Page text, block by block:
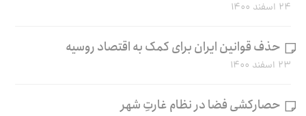
۲۴ اسفند ۱۴۰۰
حذف قوانین ایران برای کمک به اقتصاد روسیه
۲۳ اسفند ۱۴۰۰
حصارکشی فضا در نظام غارتِ شهر